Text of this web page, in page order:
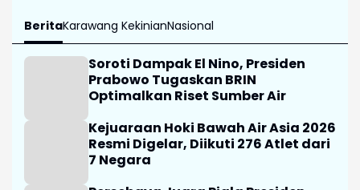
BeritaKarawang KekinianNasional
Soroti Dampak El Nino, Presiden
Prabowo Tugaskan BRIN
Optimalkan Riset Sumber Air
Kejuaraan Hoki Bawah Air Asia 2026
Resmi Digelar, Diikuti 276 Atlet dari
7 Negara